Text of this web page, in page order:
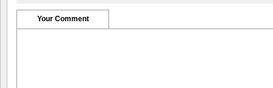
Your Comment